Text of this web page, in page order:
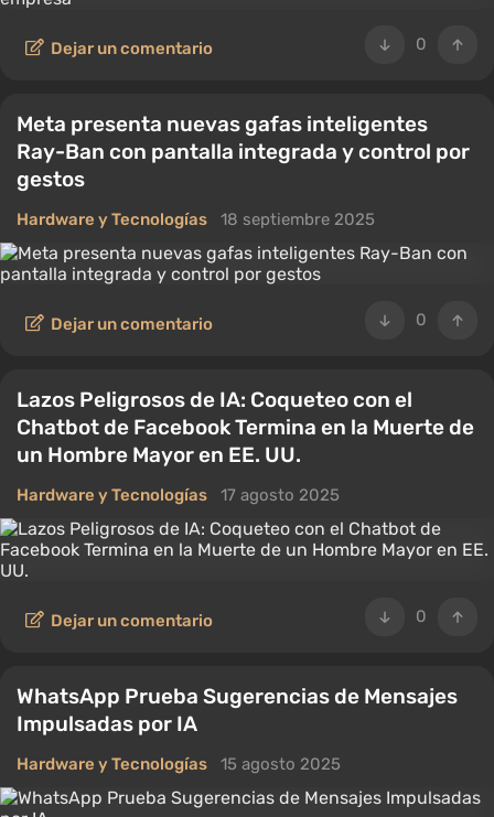
0
Dejar un comentario
Meta presenta nuevas gafas inteligentes
Ray-Ban con pantalla integrada y control por
gestos
Hardware y Tecnologías 18 septiembre 2025
0
Dejar un comentario
Lazos Peligrosos de IA: Coqueteo con el
Chatbot de Facebook Termina en la Muerte de
un Hombre Mayor en EE. UU.
Hardware y Tecnologías 17 agosto 2025
0
Dejar un comentario
WhatsApp Prueba Sugerencias de Mensajes
Impulsadas por IA
Hardware y Tecnologías 15 agosto 2025